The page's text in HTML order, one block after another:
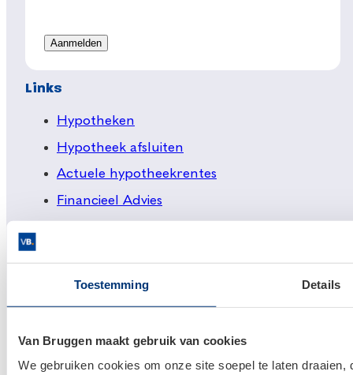
Toestemming Details
Van Bruggen maakt gebruik van cookies
We gebruiken cookies om onze site soepel te laten
Links
Hypotheken
Hypotheek afsluiten
Actuele hypotheekrentes
Financieel Advies
Huis kopen
Huis verkopen
Klantenservice en contact